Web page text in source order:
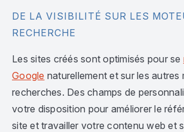
DE LA VISIBILITÉ SUR LES
RECHERCHE
Les sites créés sont optimisés pour se
Google naturellement et sur les autres
recherches. Des champs de
votre disposition pour améliorer le
site et travailler votre contenu web et